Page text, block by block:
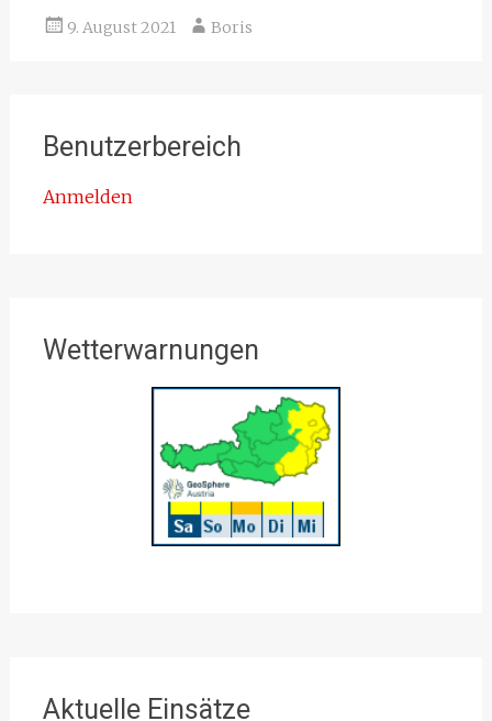
9. August 2021 Boris
Benutzerbereich
Anmelden
Wetterwarnungen
Aktuelle Einsätze